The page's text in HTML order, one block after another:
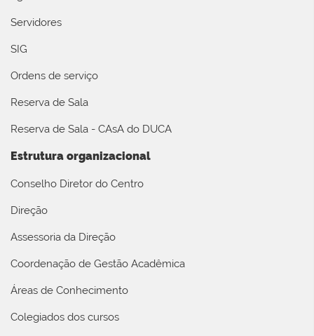
Servidores
SIG
Ordens de serviço
Reserva de Sala
Reserva de Sala - CAsA do DUCA
Estrutura organizacional
Conselho Diretor do Centro
Direção
Assessoria da Direção
Coordenação de Gestão Acadêmica
Áreas de Conhecimento
Colegiados dos cursos